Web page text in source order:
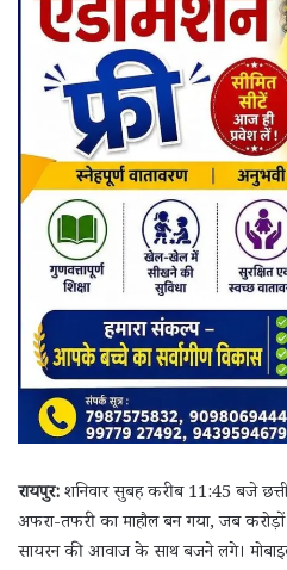
रायपुर:शनिवार सुबह करीब 11:45 बजे
अफरा-तफरी का माहौल बन गया, जब
सायरन की आवाज के साथ बजने लगे।